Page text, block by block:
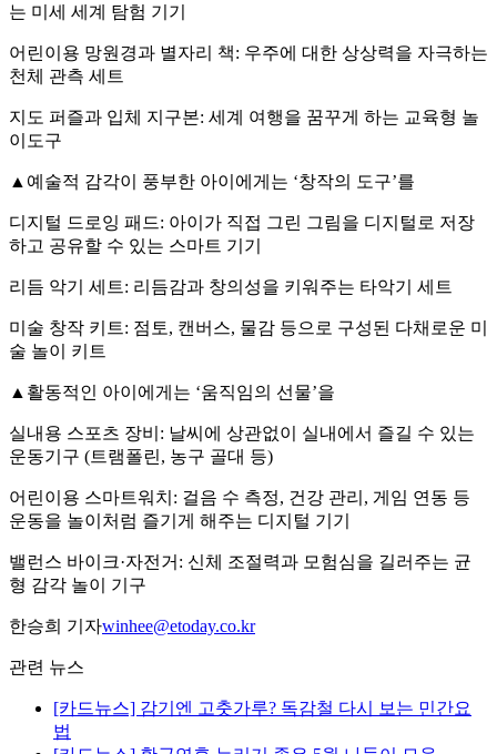
는 미세 세계 탐험 기기
어린이용 망원경과 별자리 책: 우주에 대한 상상력을 자극하는
천체 관측 세트
지도 퍼즐과 입체 지구본: 세계 여행을 꿈꾸게 하는 교육형 놀
이도구
▲예술적 감각이 풍부한 아이에게는 ‘창작의 도구’를
디지털 드로잉 패드: 아이가 직접 그린 그림을 디지털로 저장
하고 공유할 수 있는 스마트 기기
리듬 악기 세트: 리듬감과 창의성을 키워주는 타악기 세트
미술 창작 키트: 점토, 캔버스, 물감 등으로 구성된 다채로운 미
술 놀이 키트
▲활동적인 아이에게는 ‘움직임의 선물’을
실내용 스포츠 장비: 날씨에 상관없이 실내에서 즐길 수 있는
운동기구 (트램폴린, 농구 골대 등)
어린이용 스마트워치: 걸음 수 측정, 건강 관리, 게임 연동 등
운동을 놀이처럼 즐기게 해주는 디지털 기기
밸런스 바이크·자전거: 신체 조절력과 모험심을 길러주는 균
형 감각 놀이 기구
한승희 기자winhee@etoday.co.kr
관련 뉴스
[카드뉴스] 감기엔 고춧가루? 독감철 다시 보는 민간요
법